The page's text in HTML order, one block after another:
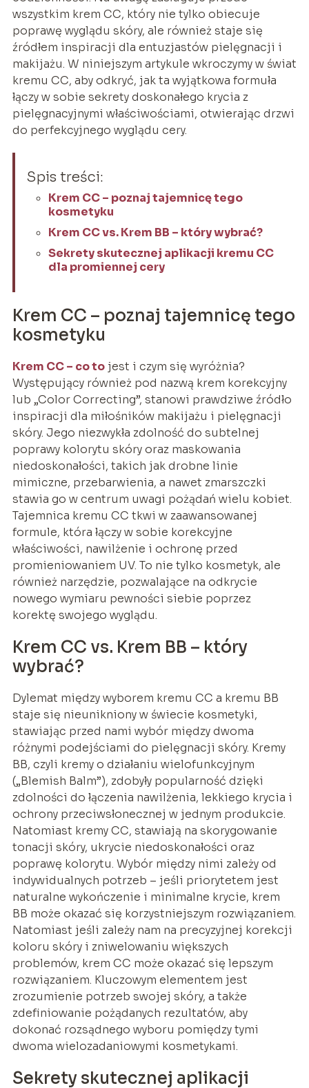
wszystkim krem CC, który nie tylko obiecuje
poprawę wyglądu skóry, ale również staje się
źródłem inspiracji dla entuzjastów pielęgnacji i
makijażu. W niniejszym artykule wkroczymy w świat
kremu CC, aby odkryć, jak ta wyjątkowa formuła
łączy w sobie sekrety doskonałego krycia z
pielęgnacyjnymi właściwościami, otwierając drzwi
do perfekcyjnego wyglądu cery.
Spis treści:
Krem CC – poznaj tajemnicę tego
kosmetyku
Krem CC vs. Krem BB – który wybrać?
Sekrety skutecznej aplikacji kremu CC
dla promiennej cery
Krem CC – poznaj tajemnicę tego
kosmetyku
Krem CC – co tojest i czym się wyróżnia?
Występujący również pod nazwą krem korekcyjny
lub „Color Correcting”, stanowi prawdziwe źródło
inspiracji dla miłośników makijażu i pielęgnacji
skóry. Jego niezwykła zdolność do subtelnej
poprawy kolorytu skóry oraz maskowania
niedoskonałości, takich jak drobne linie
mimiczne, przebarwienia, a nawet zmarszczki
stawia go w centrum uwagi pożądań wielu kobiet.
Tajemnica kremu CC tkwi w zaawansowanej
formule, która łączy w sobie korekcyjne
właściwości, nawilżenie i ochronę przed
promieniowaniem UV. To nie tylko kosmetyk, ale
również narzędzie, pozwalające na odkrycie
nowego wymiaru pewności siebie poprzez
korektę swojego wyglądu.
Krem CC vs. Krem BB – który
wybrać?
Dylemat między wyborem kremu CC a kremu BB
staje się nieunikniony w świecie kosmetyki,
stawiając przed nami wybór między dwoma
różnymi podejściami do pielęgnacji skóry. Kremy
BB, czyli kremy o działaniu wielofunkcyjnym
(„Blemish Balm”), zdobyły popularność dzięki
zdolności do łączenia nawilżenia, lekkiego krycia i
ochrony przeciwsłonecznej w jednym produkcie.
Natomiast kremy CC, stawiają na skorygowanie
tonacji skóry, ukrycie niedoskonałości oraz
poprawę kolorytu. Wybór między nimi zależy od
indywidualnych potrzeb – jeśli priorytetem jest
naturalne wykończenie i minimalne krycie, krem
BB może okazać się korzystniejszym rozwiązaniem.
Natomiast jeśli zależy nam na precyzyjnej korekcji
koloru skóry i zniwelowaniu większych
problemów, krem CC może okazać się lepszym
rozwiązaniem. Kluczowym elementem jest
zrozumienie potrzeb swojej skóry, a także
zdefiniowanie pożądanych rezultatów, aby
dokonać rozsądnego wyboru pomiędzy tymi
dwoma wielozadaniowymi kosmetykami.
Sekrety skutecznej aplikacji